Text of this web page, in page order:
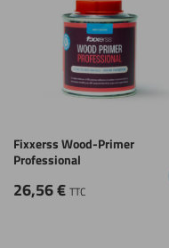
Fixxerss Wood-Primer
Professional
26,56€ TTC